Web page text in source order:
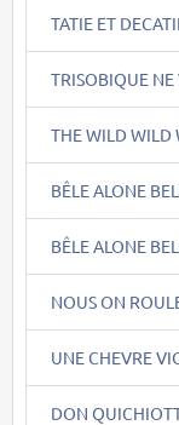
TATIE ET
TRISOBIQUE NE
THE WILD WILD
BÊLE ALONE
BÊLE ALONE
NOUS ON
UNE CHEVRE
DON